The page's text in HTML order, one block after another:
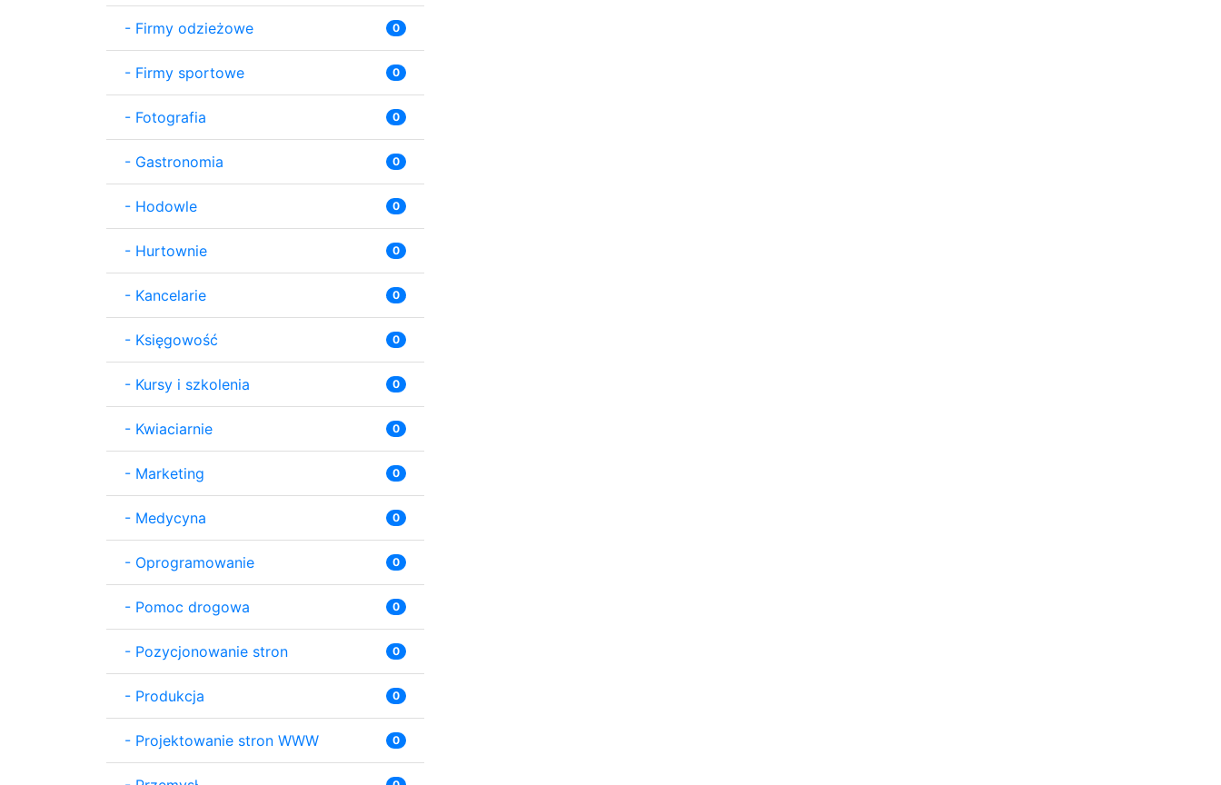
- Firmy odzieżowe 0
- Firmy sportowe 0
- Fotografia 0
- Gastronomia 0
- Hodowle 0
- Hurtownie 0
- Kancelarie 0
- Księgowość 0
- Kursy i szkolenia 0
- Kwiaciarnie 0
- Marketing 0
- Medycyna 0
- Oprogramowanie 0
- Pomoc drogowa 0
- Pozycjonowanie stron 0
- Produkcja 0
- Projektowanie stron WWW 0